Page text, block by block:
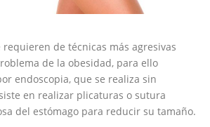
de técnicas más agresivas
de la obesidad, para ello
endoscopia, que se realiza sin
en realizar plicaturas o sutura
del estómago para reducir su tamaño.